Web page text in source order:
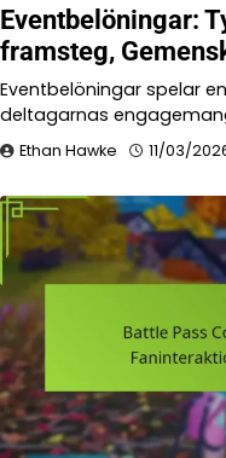
Eventbelöningar:
framsteg,
Eventbelöningar spelar
deltagarnas
Ethan Hawke 11/03/